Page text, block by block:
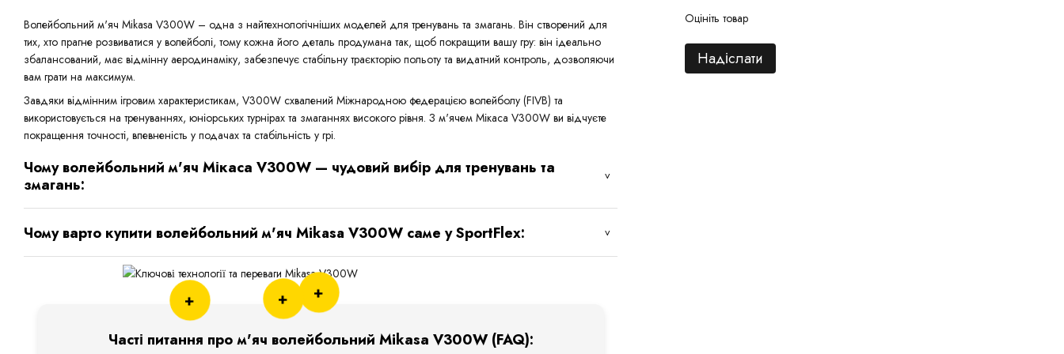
Волейбольний м'яч Mikasa V300W – одна з найтехнологічніших моделей для тренувань та змагань. Він створений для
тих, хто прагне розвиватися у волейболі, тому кожна його деталь продумана так, щоб покращити вашу гру: він ідеально
збалансований, має відмінну аеродинаміку, забезпечує стабільну траєкторію польоту та видатний контроль, дозволяючи
вам грати на максимум.
Завдяки відмінним ігровим характеристикам, V300W схвалений Міжнародною федерацією волейболу (FIVB) та
використовується на тренуваннях, юніорських турнірах та змаганнях високого рівня. З м'ячем Мікаса V300W ви відчуєте
покращення точності, впевненість у подачах та стабільність у грі.
Чому волейбольний м'яч Мікаса V300W — чудовий вибір для тренувань та
змагань:
Чому варто купити волейбольний м'яч Mikasa V300W саме у SportFlex:
+ +
+
Часті питання про м'яч волейбольний Mikasa V300W (FAQ):
Оцініть товар
Надіслати